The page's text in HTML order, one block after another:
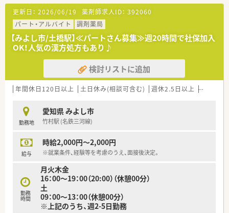
【法人特徴について】
■全国に350店舗以上を展開する東証プライム上場企業であり、
安定した経営基盤を持っています。
■調剤薬局の運営だけでなく、M&Aやコンビニ併設店など多角
的な事業展開を行っている企業です。
■座りカウンターを積極的に導入しており、薬剤師の身体的負担
を軽減する工夫がなされています。
【職場環境と雰囲気】
■子育て中のスタッフも多く在籍しており、互いに協力し合いな
■店舗スタッフ間の仲が良く、風通しの良い職場環境であるた
め、中途入社の方も馴染みやすいです。
■全国規模のチェーン店ならではのヘルプ体制が整っており、急
【こんな方が活躍中】
の資格取得に励む方が活躍しています。
■子育てと仕事を両立させている女性薬剤師も多く、時短勤務制
度などを活用して長く働いています。
■患者様とのコミュニケーションを大切にし、丁寧な服薬指導を
実践している方が評価されています。
更新日： 2026/06/19 薬剤師求人ID： 392060
パート・アルバイト
調剤薬局
【みよし市/土橋駅】≪パートさん募集≫週20時間で社保加入
OK！人気の漢方処方もあり♪
検討リストに追加
年間休日120日以上 土日休み(相談可含む) 週休2.5日以上 週32h以
勤務地
愛知県 みよし市
竹村駅 (名鉄三河線)
給与
時給2,000円～2,000円
※就業条件、経験等を考慮のうえ、面接後決定。
勤務
時間
月火木金
16：00～19：00（20:00）（休憩00分）
土
09：00～13：00（休憩00分）
※上記のうち、週2-5日勤務